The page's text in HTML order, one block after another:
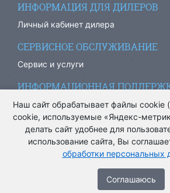
ИНФОРМАЦИЯ ДЛЯ ДИЛЕРОВ
Личный кабинет дилера
СЕРВИСНОЕ ОБСЛУЖИВАНИЕ
Сервис и услуги
ИНФОРМАЦИОННАЯ
info@ariacom.ru
® Все права защищены. 2013-2026.
носит информационный характер и не
Наш сайт обрабатывает файлы cookie
cookie, используемые «Яндекс-
делать сайт удобнее для
использование сайта, Вы
обработки персональных
Cоглашаюсь